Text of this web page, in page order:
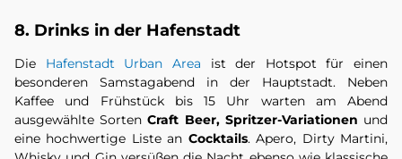
8. Drinks in der Hafenstadt
Die Hafenstadt Urban Area ist der Hotspot für einen
besonderen Samstagabend in der Hauptstadt. Neben
Kaffee und Frühstück bis 15 Uhr warten am Abend
ausgewählte SortenCraft Beer, Spritzer-Variationen und
eine hochwertige Liste an Cocktails. Apero, Dirty Martini,